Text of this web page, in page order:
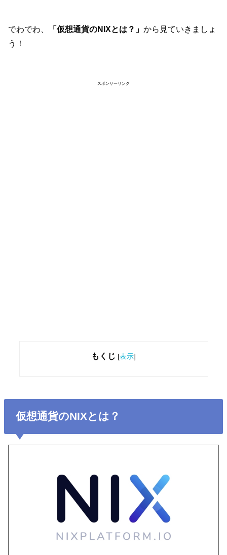
でわでわ、 「仮想通貨のNIXとは？」から見ていきましょ
う！
スポンサーリンク
もくじ [表示]
仮想通貨のNIXとは？